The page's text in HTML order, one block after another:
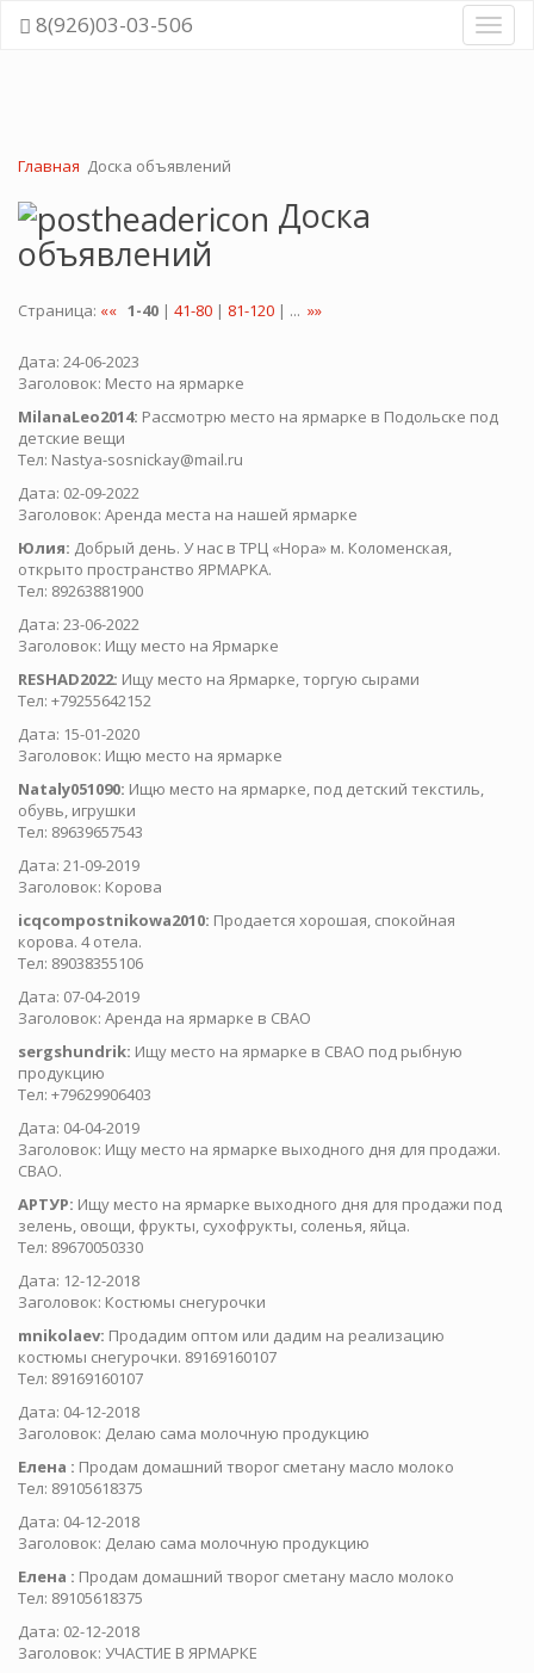
8(926)03-03-506
Главная Доска объявлений
Доска
объявлений
Страница: «« 1-40 | 41-80 | 81-120 | ... »»
Дата: 24-06-2023
Заголовок: Место на ярмарке
MilanaLeo2014: Рассмотрю место на ярмарке в Подольске под
детские вещи
Тел: Nastya-sosnickay@mail.ru
Дата: 02-09-2022
Заголовок: Аренда места на нашей ярмарке
Юлия: Добрый день. У нас в ТРЦ «Нора» м. Коломенская,
открыто пространство ЯРМАРКА.
Тел: 89263881900
Дата: 23-06-2022
Заголовок: Ищу место на Ярмарке
RESHAD2022: Ищу место на Ярмарке, торгую сырами
Тел: +79255642152
Дата: 15-01-2020
Заголовок: Ищю место на ярмарке
Nataly051090: Ищю место на ярмарке, под детский текстиль,
обувь, игрушки
Тел: 89639657543
Дата: 21-09-2019
Заголовок: Корова
icqcompostnikowa2010: Продается хорошая, спокойная
корова. 4 отела.
Тел: 89038355106
Дата: 07-04-2019
Заголовок: Аренда на ярмарке в СВАО
sergshundrik: Ищу место на ярмарке в СВАО под рыбную
продукцию
Тел: +79629906403
Дата: 04-04-2019
Заголовок: Ищу место на ярмарке выходного дня для продажи.
СВАО.
АРТУР: Ищу место на ярмарке выходного дня для продажи под
зелень, овощи, фрукты, сухофрукты, соленья, яйца.
Тел: 89670050330
Дата: 12-12-2018
Заголовок: Костюмы снегурочки
mnikolaev: Продадим оптом или дадим на реализацию
костюмы снегурочки. 89169160107
Тел: 89169160107
Дата: 04-12-2018
Заголовок: Делаю сама молочную продукцию
Елена : Продам домашний творог сметану масло молоко
Тел: 89105618375
Дата: 04-12-2018
Заголовок: Делаю сама молочную продукцию
Елена : Продам домашний творог сметану масло молоко
Тел: 89105618375
Дата: 02-12-2018
Заголовок: УЧАСТИЕ В ЯРМАРКЕ